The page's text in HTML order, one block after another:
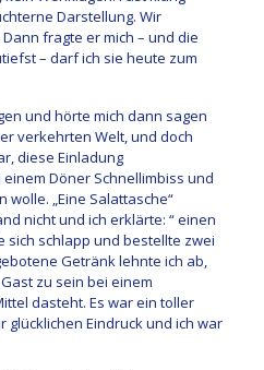
Darstellung. Wir
fragte er mich – und die
– darf ich sie heute zum
und hörte mich dann sagen
verkehrten Welt, und doch
diese Einladung
Döner Schnellimbiss und
wolle. „Eine Salattasche“
nicht und ich erklärte: “ einen
sich schlapp und bestellte zwei
Getränk lehnte ich ab,
zu sein bei einem
dasteht. Es war ein toller
glücklichen Eindruck und ich war